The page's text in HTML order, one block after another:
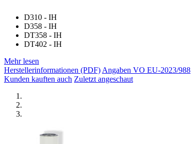
D310 - IH
D358 - IH
DT358 - IH
DT402 - IH
Mehr lesen
Herstellerinformationen (PDF) Angaben VO EU-2023/988
Kunden kauften auch Zuletzt angeschaut